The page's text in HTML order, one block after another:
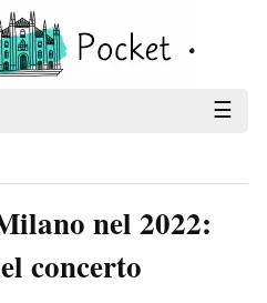
☰
nel 2022:
concerto